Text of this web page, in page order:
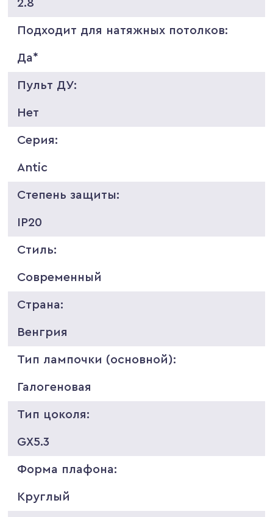
2.8
Подходит для натяжных потолков:
Да*
Пульт ДУ:
Нет
Серия:
Antic
Степень защиты:
IP20
Стиль:
Современный
Страна:
Венгрия
Тип лампочки (основной):
Галогеновая
Тип цоколя:
GX5.3
Форма плафона:
Круглый